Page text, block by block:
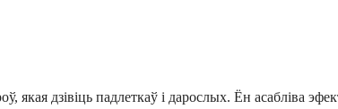
дзівіць падлеткаў і дарослых. Ён асабліва